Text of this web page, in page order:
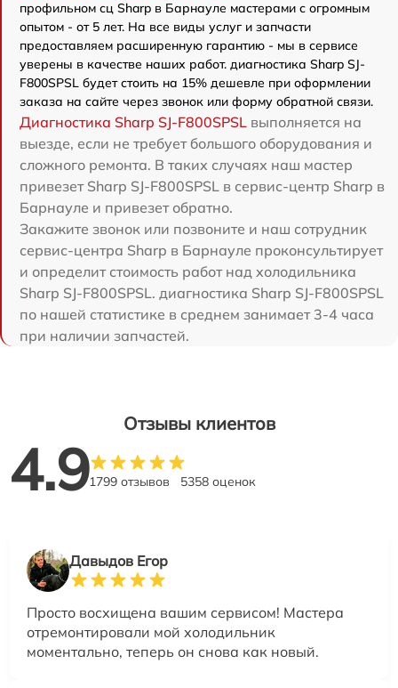
профильном сц Sharp в Барнауле мастерами с огромным
опытом - от 5 лет. На все виды услуг и запчасти
предоставляем расширенную гарантию - мы в сервисе
уверены в качестве наших работ. диагностика Sharp SJ-
F800SPSL будет стоить на 15% дешевле при оформлении
заказа на сайте через звонок или форму обратной связи.
Диагностика Sharp SJ-F800SPSL выполняется на
выезде, если не требует большого оборудования и
сложного ремонта. В таких случаях наш мастер
привезет Sharp SJ-F800SPSL в сервис-центр Sharp в
Барнауле и привезет обратно.
Закажите звонок или позвоните и наш сотрудник
сервис-центра Sharp в Барнауле проконсультирует
и определит стоимость работ над холодильника
Sharp SJ-F800SPSL. диагностика Sharp SJ-F800SPSL
по нашей статистике в среднем занимает 3-4 часа
при наличии запчастей.
Отзывы клиентов
4.91799 отзывов 5358 оценок
Давыдов Егор
Просто восхищена вашим сервисом! Мастера
отремонтировали мой холодильник
моментально, теперь он снова как новый.